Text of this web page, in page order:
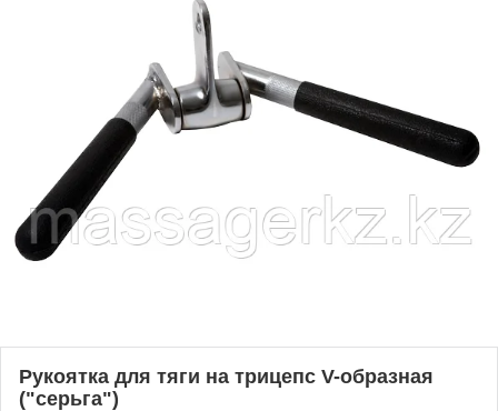
Рукоятка для тяги на трицепс V-образная
("серьга")